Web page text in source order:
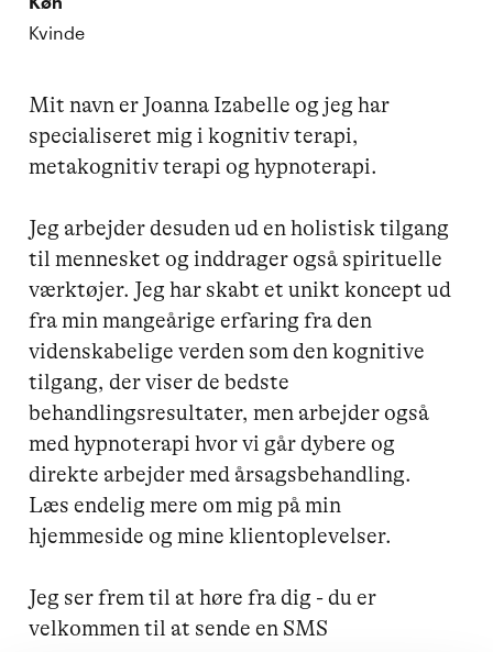
Kvinde
Mit navn er Joanna Izabelle og jeg har
specialiseret mig i kognitiv terapi,
metakognitiv terapi og hypnoterapi.
Jeg arbejder desuden ud en holistisk tilgang
til mennesket og inddrager også spirituelle
værktøjer. Jeg har skabt et unikt koncept ud
fra min mangeårige erfaring fra den
videnskabelige verden som den kognitive
tilgang, der viser de bedste
behandlingsresultater, men arbejder også
med hypnoterapi hvor vi går dybere og
direkte arbejder med årsagsbehandling.
Læs endelig mere om mig på min
hjemmeside og mine klientoplevelser.
Jeg ser frem til at høre fra dig - du er
velkommen til at sende en SMS